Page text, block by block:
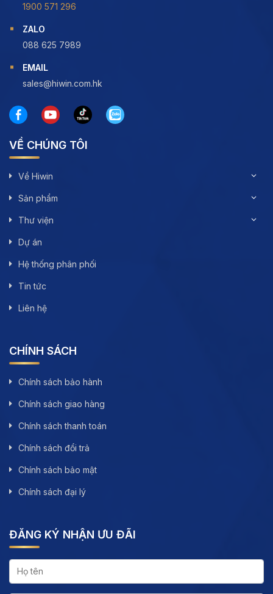
1900 571 296
ZALO
088 625 7989
EMAIL
sales@hiwin.com.hk
VỀ CHÚNG TÔI
Về Hiwin
Sản phẩm
Thư viện
Dự án
Hệ thống phân phối
Tin tức
Liên hệ
CHÍNH SÁCH
Chính sách bảo hành
Chính sách giao hàng
Chính sách thanh toán
Chính sách đổi trả
Chính sách bảo mật
Chính sách đại lý
ĐĂNG KÝ NHẬN ƯU ĐÃI